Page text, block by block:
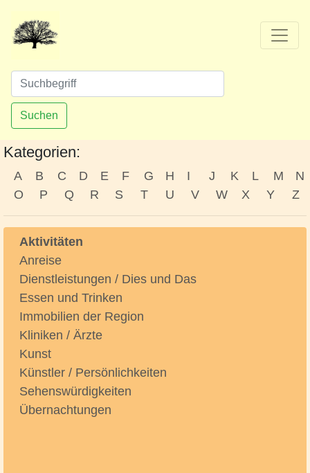
Suchen
Kategorien:
A B C D E F G H I J K L M
N
O
P Q R S T U V W X Y Z
Aktivitäten
Anreise
Dienstleistungen / Dies und Das
Essen und Trinken
Immobilien der Region
Kliniken / Ärzte
Kunst
Künstler / Persönlichkeiten
Sehenswürdigkeiten
Übernachtungen